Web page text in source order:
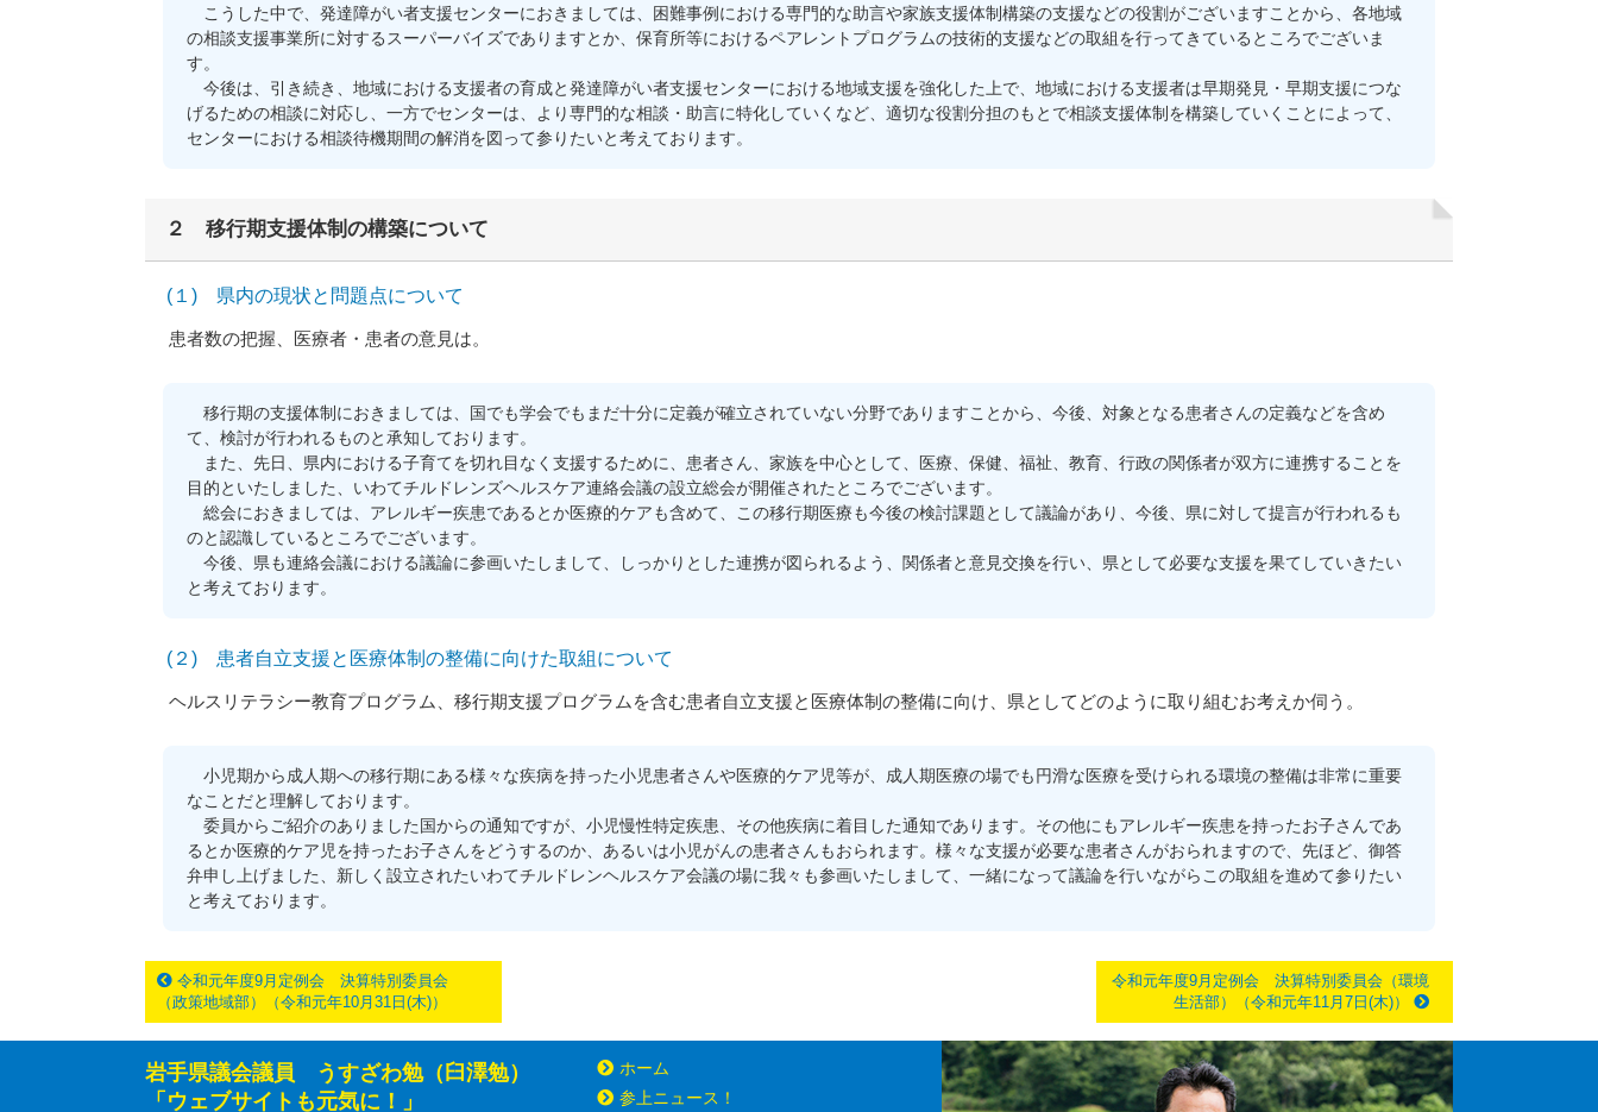
こうした中で、発達障がい者支援センターにおきましては、困難事例における専門的な助言や家族支援体制構築の支援などの役割がございますことから、各地域
の相談支援事業所に対するスーパーバイズでありますとか、保育所等におけるペアレントプログラムの技術的支援などの取組を行ってきているところでございま
す。
今後は、引き続き、地域における支援者の育成と発達障がい者支援センターにおける地域支援を強化した上で、地域における支援者は早期発見・早期支援につな
げるための相談に対応し、一方でセンターは、より専門的な相談・助言に特化していくなど、適切な役割分担のもとで相談支援体制を構築していくことによって、
センターにおける相談待機期間の解消を図って参りたいと考えております。
２ 移行期支援体制の構築について
(１) 県内の現状と問題点について
患者数の把握、医療者・患者の意見は。
移行期の支援体制におきましては、国でも学会でもまだ十分に定義が確立されていない分野でありますことから、今後、対象となる患者さんの定義などを含め
て、検討が行われるものと承知しております。
また、先日、県内における子育てを切れ目なく支援するために、患者さん、家族を中心として、医療、保健、福祉、教育、行政の関係者が双方に連携することを
目的といたしました、いわてチルドレンズヘルスケア連絡会議の設立総会が開催されたところでございます。
総会におきましては、アレルギー疾患であるとか医療的ケアも含めて、この移行期医療も今後の検討課題として議論があり、今後、県に対して提言が行われるも
のと認識しているところでございます。
今後、県も連絡会議における議論に参画いたしまして、しっかりとした連携が図られるよう、関係者と意見交換を行い、県として必要な支援を果てしていきたい
と考えております。
(２) 患者自立支援と医療体制の整備に向けた取組について
ヘルスリテラシー教育プログラム、移行期支援プログラムを含む患者自立支援と医療体制の整備に向け、県としてどのように取り組むお考えか伺う。
小児期から成人期への移行期にある様々な疾病を持った小児患者さんや医療的ケア児等が、成人期医療の場でも円滑な医療を受けられる環境の整備は非常に重要
なことだと理解しております。
委員からご紹介のありました国からの通知ですが、小児慢性特定疾患、その他疾病に着目した通知であります。その他にもアレルギー疾患を持ったお子さんであ
るとか医療的ケア児を持ったお子さんをどうするのか、あるいは小児がんの患者さんもおられます。様々な支援が必要な患者さんがおられますので、先ほど、御答
弁申し上げました、新しく設立されたいわてチルドレンヘルスケア会議の場に我々も参画いたしまして、一緒になって議論を行いながらこの取組を進めて参りたい
と考えております。
令和元年度9月定例会 決算特別委員会
（政策地域部）（令和元年10月31日(木)）
令和元年度9月定例会 決算特別委員会（環境
生活部）（令和元年11月7日(木)）
岩手県議会議員 うすざわ勉（臼澤勉）
「ウェブサイトも元気に！」
ホーム
参上ニュース！